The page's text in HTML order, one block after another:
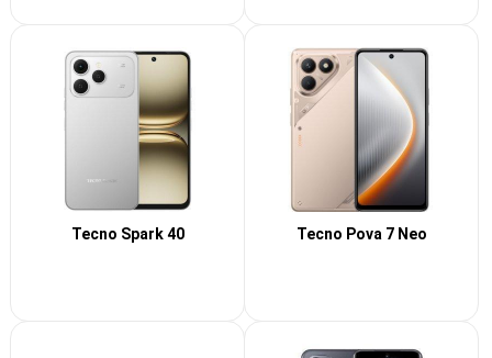
Tecno Spark 40 Tecno Pova 7 Neo